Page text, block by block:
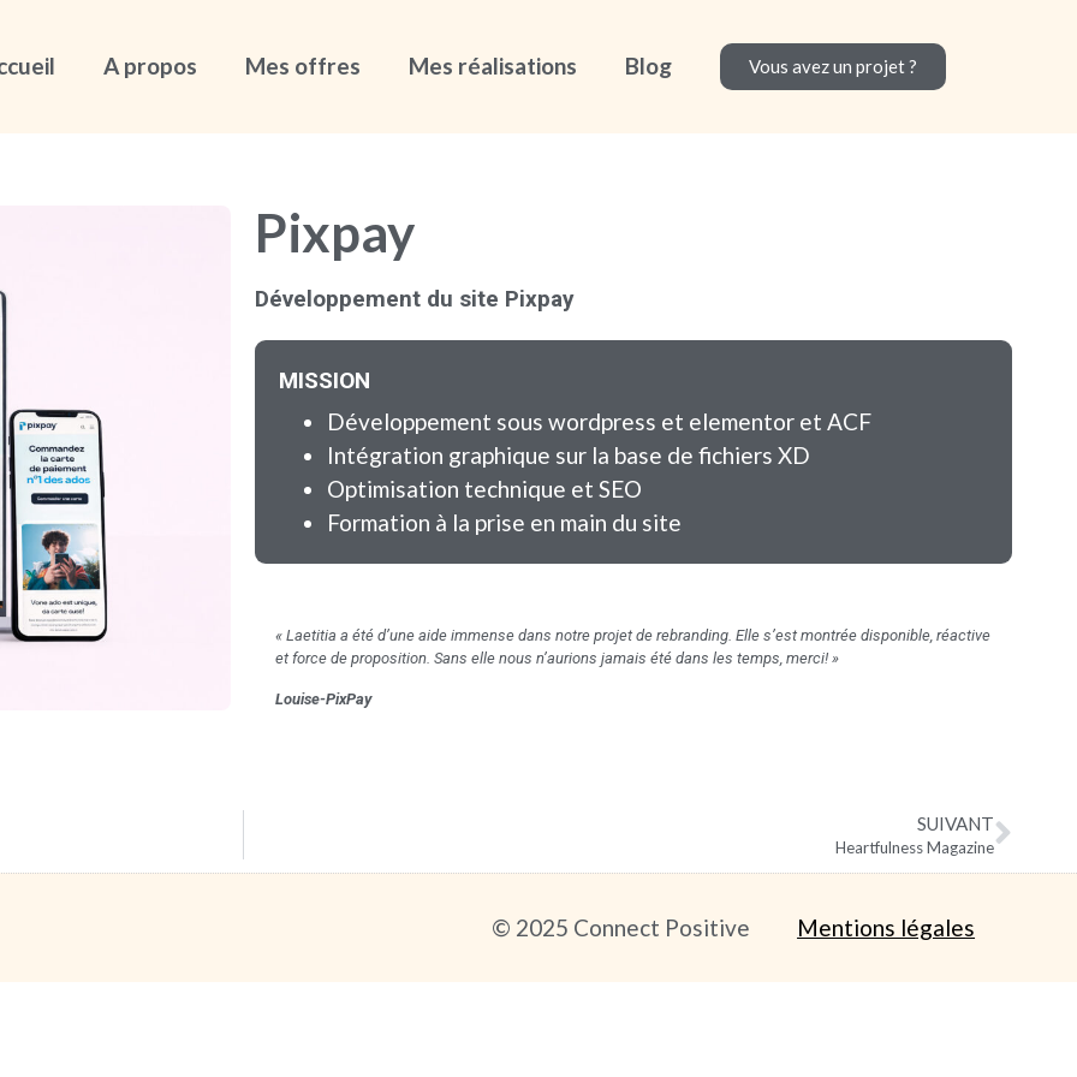
A propos Mes offres Mes réalisations Blog Vous avez un projet ?
Pixpay
Développement du site Pixpay
MISSION
Développement sous wordpress et elementor et ACF
Intégration graphique sur la base de fichiers XD
Optimisation technique et SEO
Formation à la prise en main du site
« Laetitia a été d’une aide immense dans notre projet de rebranding. Elle s’est montrée disponible, réactive
et force de proposition. Sans elle nous n’aurions jamais été dans les temps, merci! »
Louise-PixPay
SUIVANT
Heartfulness Magazine
© 2025 Connect Positive Mentions légales